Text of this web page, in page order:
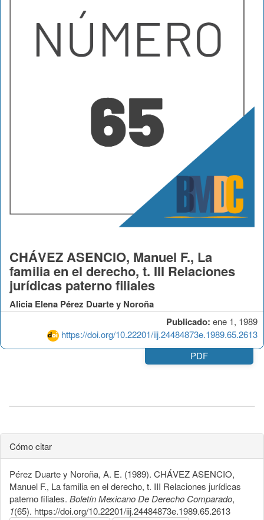
Publicado: ene 1, 1989
https://doi.org/10.22201/iij.24484873e.1989.65.2613
CHÁVEZ ASENCIO, Manuel F., La
familia en el derecho, t. III Relaciones
jurídicas paterno filiales
Alicia Elena Pérez Duarte y Noroña
PDF
Cómo citar
Pérez Duarte y Noroña, A. E. (1989). CHÁVEZ ASENCIO,
Manuel F., La familia en el derecho, t. III Relaciones jurídicas
paterno filiales. Boletín Mexicano De Derecho Comparado,
1(65). https://doi.org/10.22201/iij.24484873e.1989.65.2613